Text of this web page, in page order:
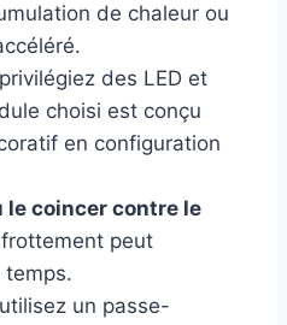
de chaleur ou
privilégiez des LED et
choisi est conçu
en configuration
le coincer contre le
frottement peut
temps.
utilisez un passe-